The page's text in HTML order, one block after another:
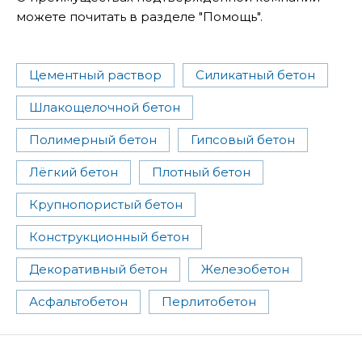
можете почитать в разделе "Помощь".
Цементный раствор Силикатный бетон
Шлакощелочной бетон
Полимерный бетон Гипсовый бетон
Лёгкий бетон Плотный бетон
Крупнопористый бетон
Конструкционный бетон
Декоративный бетон Железобетон
Асфальтобетон Перлитобетон